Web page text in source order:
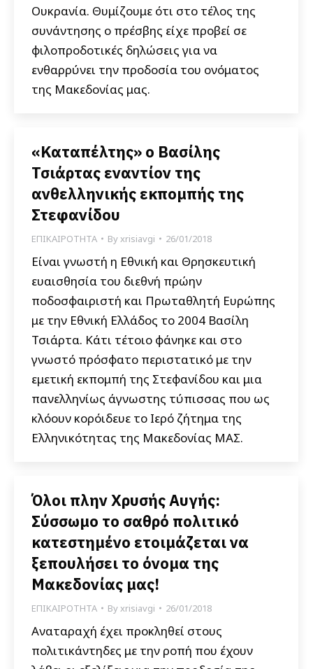
Ουκρανία. Θυμίζουμε ότι στο τέλος της
συνάντησης ο πρέσβης είχε προβεί σε
φιλοπροδοτικές δηλώσεις για να
ενθαρρύνει την προδοσία του ονόματος
της Μακεδονίας μας.
«Καταπέλτης» ο Βασίλης
Τσιάρτας εναντίον της
ανθελληνικής εκπομπής της
Στεφανίδου
ΕΠΙΚΑΙΡΟΤΗΤΑ Byxrisiavgi 26/01/2018
Είναι γνωστή η Εθνική και Θρησκευτική
ευαισθησία του διεθνή πρώην
ποδοσφαιριστή και Πρωταθλητή Ευρώπης
με την Εθνική Ελλάδος το 2004 Βασίλη
Τσιάρτα. Κάτι τέτοιο φάνηκε και στο
γνωστό πρόσφατο περιστατικό με την
εμετική εκπομπή της Στεφανίδου και μια
πανελληνίως άγνωστης τύπισσας που ως
κλόουν κορόιδευε το Ιερό ζήτημα της
Ελληνικότητας της Μακεδονίας ΜΑΣ.
Όλοι πλην Χρυσής Αυγής:
Σύσσωμο το σαθρό πολιτικό
κατεστημένο ετοιμάζεται να
ξεπουλήσει το όνομα της
Μακεδονίας μας!
ΕΠΙΚΑΙΡΟΤΗΤΑ Byxrisiavgi 26/01/2018
Αναταραχή έχει προκληθεί στους
πολιτικάντηδες με την ροπή που έχουν